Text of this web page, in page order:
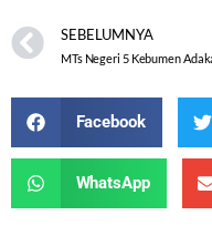
SEBELUMNYA
Facebook
WhatsApp